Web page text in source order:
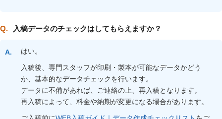
入稿データのチェックはしてもらえますか？
はい。
入稿後、専門スタッフが印刷・製本が可能なデータかどう
か、基本的なデータチェックを行います。
データに不備があれば、ご連絡の上、再入稿となります。
再入稿によって、料金や納期が変更になる場合があります。